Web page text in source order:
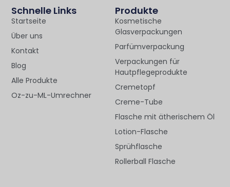
Produkte
Kosmetische
Glasverpackungen
Parfümverpackung
Verpackungen für
Hautpflegeprodukte
Cremetopf
Creme-Tube
Flasche mit ätherischem Öl
Lotion-Flasche
Sprühflasche
Rollerball Flasche
Schnelle Links
Startseite
Über uns
Kontakt
Blog
Alle Produkte
Oz-zu-ML-Umrechner